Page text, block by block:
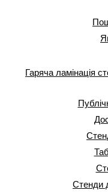
Гаряча ламінація
Стенди